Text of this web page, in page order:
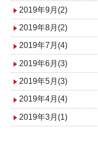
2019年9月(2)
2019年8月(2)
2019年7月(4)
2019年6月(3)
2019年5月(3)
2019年4月(4)
2019年3月(1)